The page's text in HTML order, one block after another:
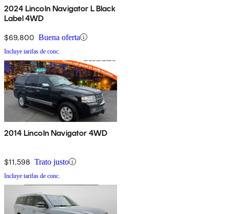
2024 Lincoln Navigator L Black
Label 4WD
$69,800 Buena oferta
Incluye tarifas de conc.
2014 Lincoln Navigator 4WD
$11,598 Trato justo
Incluye tarifas de conc.